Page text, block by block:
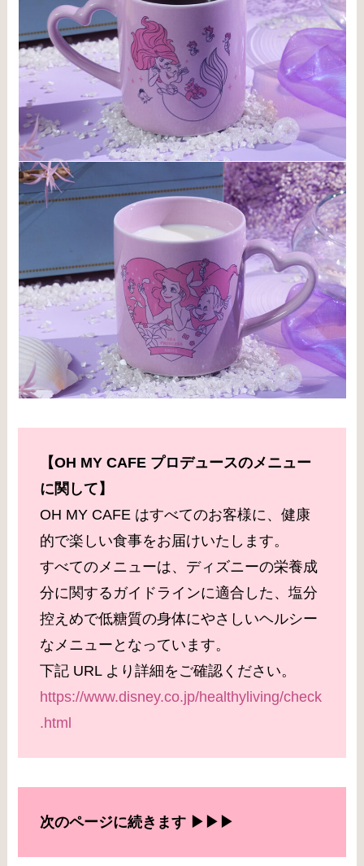
【OH MY CAFE プロデュースのメニュー
に関して】
OH MY CAFE はすべてのお客様に、健康
的で楽しい食事をお届けいたします。
すべてのメニューは、ディズニーの栄養成
分に関するガイドラインに適合した、塩分
控えめで低糖質の身体にやさしいヘルシー
なメニューとなっています。
下記 URL より詳細をご確認ください。
https://www.disney.co.jp/healthyliving/check
.html
次のページに続きます ▶︎▶︎▶︎